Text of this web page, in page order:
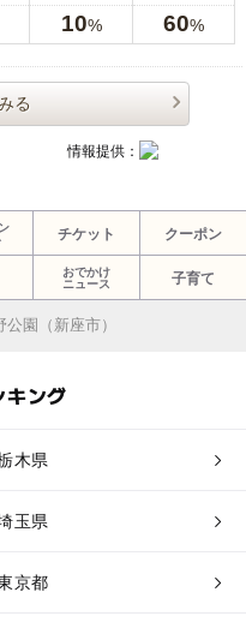
10% 60%
る
情報提供：
チケット クーポン
おでかけ
ニュース
子育て
公園（新座市）
キング
木県
玉県
京都